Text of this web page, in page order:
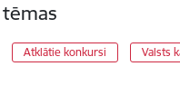
Atklātie konkursi Valsts